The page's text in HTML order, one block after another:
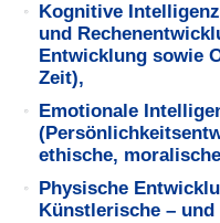
Kognitive
und
Entwicklung sowie
Zeit),
Emotionale
ethische,
Physische
Künstlerische –